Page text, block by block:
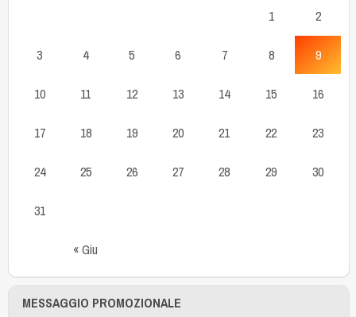
« Giu
1 2
3 4 5 6 7 8 9
10 11 12 13 14 15 16
17 18 19 20 21 22 23
24 25 26 27 28 29 30
31
MESSAGGIO PROMOZIONALE